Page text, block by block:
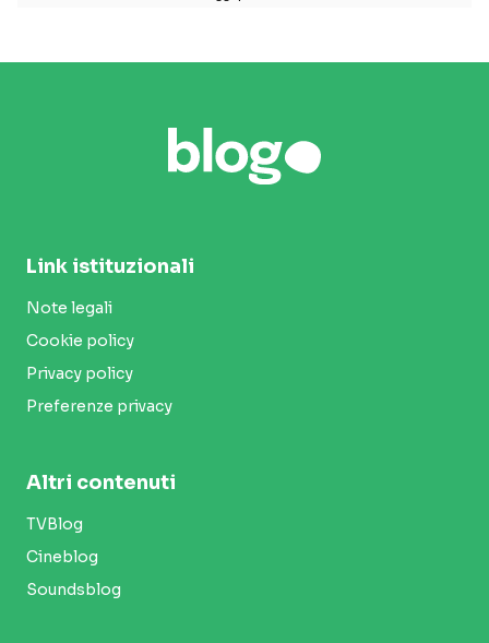
Link istituzionali
Note legali
Cookie policy
Privacy policy
Preferenze privacy
Altri contenuti
TVBlog
Cineblog
Soundsblog